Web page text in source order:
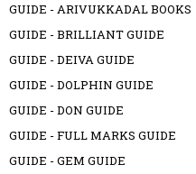
GUIDE - ARIVUKKADAL BOOKS
GUIDE - BRILLIANT GUIDE
GUIDE - DEIVA GUIDE
GUIDE - DOLPHIN GUIDE
GUIDE - DON GUIDE
GUIDE - FULL MARKS GUIDE
GUIDE - GEM GUIDE